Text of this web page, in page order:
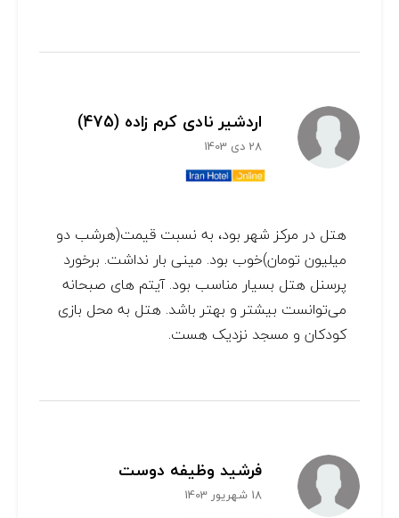
اردشیر نادی کرم زاده (475)
28 دی 1403
هتل در مرکز شهر بود، به نسبت قیمت(هرشب دو
میلیون تومان)خوب بود. مینی بار نداشت. برخورد
پرسنل هتل بسیار مناسب بود. آیتم های صبحانه
می‌توانست بیشتر و بهتر باشد. هتل به محل بازی
کودکان و مسجد نزدیک هست.
فرشید وظیفه دوست
18 شهریور 1403